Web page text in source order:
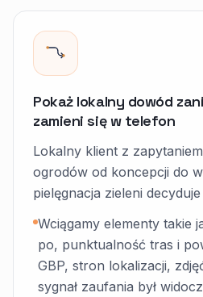
Pokaż lokalny dowód
zamieni się w telefon
Lokalny klient z
ogrodów od koncepcji do
pielęgnacja zieleni
Wciągamy elementy takie
po, punktualność tras i
GBP, stron lokalizacji,
sygnał zaufania był